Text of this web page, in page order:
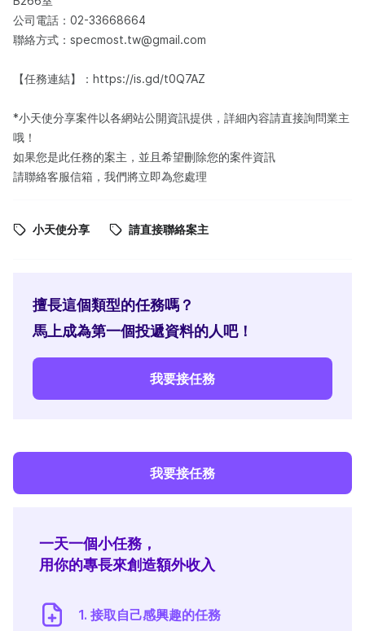
公司電話：02-33668664
聯絡方式：specmost.tw@gmail.com
【任務連結】：https://is.gd/t0Q7AZ
*小天使分享案件以各網站公開資訊提供，詳細內容請直接詢問業主
哦！
如果您是此任務的案主，並且希望刪除您的案件資訊
請聯絡客服信箱，我們將立即為您處理
小天使分享 請直接聯絡案主
擅長這個類型的任務嗎？
馬上成為第一個投遞資料的人吧！
我要接任務
我要接任務
一天一個小任務，
用你的專長來創造額外收入
1. 接取自己感興趣的任務